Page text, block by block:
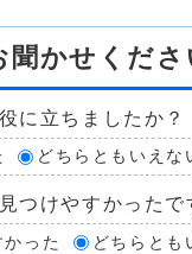
聞かせくださ
に立ちましたか？
どちらともいえな
つけやすかったで
かった どちらとも